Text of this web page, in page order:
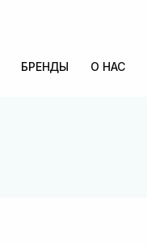
БРЕНДЫ О НАС